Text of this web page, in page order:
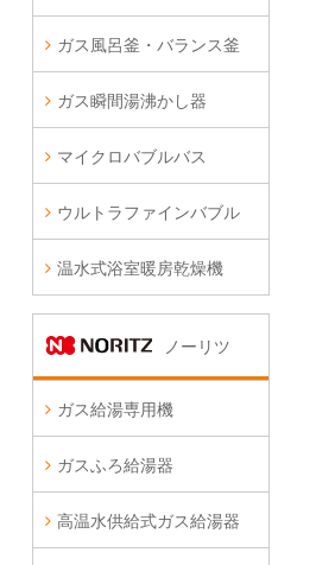
ガス風呂釜・バランス釜
ガス瞬間湯沸かし器
マイクロバブルバス
ウルトラファインバブル
温水式浴室暖房乾燥機
ノーリツ
ガス給湯専用機
ガスふろ給湯器
高温水供給式ガス給湯器